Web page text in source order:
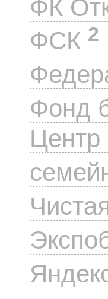
ФК
ФСК 2
Фонд
Центр